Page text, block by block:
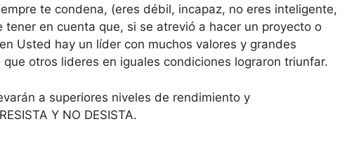
te condena, (eres débil, incapaz, no eres inteligente,
en cuenta que, si se atrevió a hacer un proyecto o
Usted hay un líder con muchos valores y grandes
otros lideres en iguales condiciones lograron triunfar.
a superiores niveles de rendimiento y
Y NO DESISTA.